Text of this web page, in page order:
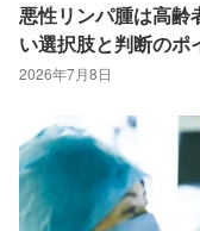
悪性リンパ腫は高齢
い選択肢と判断のポ
2026年7月8日